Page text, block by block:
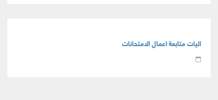
اليات متابعة اعمال الامتحانات